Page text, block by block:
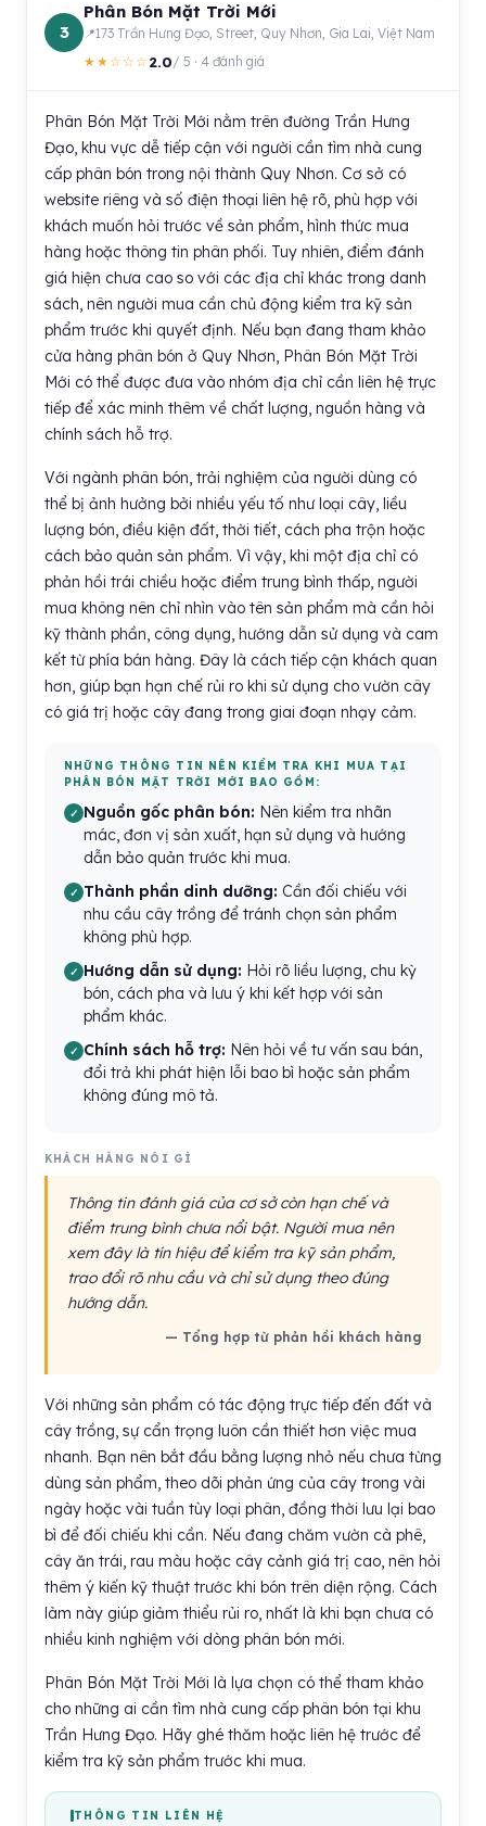
3
Phân Bón Mặt Trời Mới
173 Trần Hưng Đạo, Street, Quy Nhơn, Gia Lai, Việt Nam
★★☆☆☆ 2.0/ 5 · 4 đánh giá
Phân Bón Mặt Trời Mới nằm trên đường Trần Hưng
Đạo, khu vực dễ tiếp cận với người cần tìm nhà cung
cấp phân bón trong nội thành Quy Nhơn. Cơ sở có
website riêng và số điện thoại liên hệ rõ, phù hợp với
khách muốn hỏi trước về sản phẩm, hình thức mua
hàng hoặc thông tin phân phối. Tuy nhiên, điểm đánh
giá hiện chưa cao so với các địa chỉ khác trong danh
sách, nên người mua cần chủ động kiểm tra kỹ sản
phẩm trước khi quyết định. Nếu bạn đang tham khảo
cửa hàng phân bón ở Quy Nhơn, Phân Bón Mặt Trời
Mới có thể được đưa vào nhóm địa chỉ cần liên hệ trực
tiếp để xác minh thêm về chất lượng, nguồn hàng và
chính sách hỗ trợ.
Với ngành phân bón, trải nghiệm của người dùng có
thể bị ảnh hưởng bởi nhiều yếu tố như loại cây, liều
lượng bón, điều kiện đất, thời tiết, cách pha trộn hoặc
cách bảo quản sản phẩm. Vì vậy, khi một địa chỉ có
phản hồi trái chiều hoặc điểm trung bình thấp, người
mua không nên chỉ nhìn vào tên sản phẩm mà cần hỏi
kỹ thành phần, công dụng, hướng dẫn sử dụng và cam
kết từ phía bán hàng. Đây là cách tiếp cận khách quan
hơn, giúp bạn hạn chế rủi ro khi sử dụng cho vườn cây
có giá trị hoặc cây đang trong giai đoạn nhạy cảm.
NHỮNG THÔNG TIN NÊN KIỂM TRA KHI MUA TẠI
PHÂN BÓN MẶT TRỜI MỚI BAO GỒM:
Nguồn gốc phân bón: Nên kiểm tra nhãn
mác, đơn vị sản xuất, hạn sử dụng và hướng
dẫn bảo quản trước khi mua.
Thành phần dinh dưỡng: Cần đối chiếu với
nhu cầu cây trồng để tránh chọn sản phẩm
không phù hợp.
Hướng dẫn sử dụng: Hỏi rõ liều lượng, chu kỳ
bón, cách pha và lưu ý khi kết hợp với sản
phẩm khác.
Chính sách hỗ trợ: Nên hỏi về tư vấn sau bán,
đổi trả khi phát hiện lỗi bao bì hoặc sản phẩm
không đúng mô tả.
KHÁCH HÀNG NÓI GÌ
Thông tin đánh giá của cơ sở còn hạn chế và
điểm trung bình chưa nổi bật. Người mua nên
xem đây là tín hiệu để kiểm tra kỹ sản phẩm,
trao đổi rõ nhu cầu và chỉ sử dụng theo đúng
hướng dẫn.
— Tổng hợp từ phản hồi khách hàng
Với những sản phẩm có tác động trực tiếp đến đất và
cây trồng, sự cẩn trọng luôn cần thiết hơn việc mua
nhanh. Bạn nên bắt đầu bằng lượng nhỏ nếu chưa từng
dùng sản phẩm, theo dõi phản ứng của cây trong vài
ngày hoặc vài tuần tùy loại phân, đồng thời lưu lại bao
bì để đối chiếu khi cần. Nếu đang chăm vườn cà phê,
cây ăn trái, rau màu hoặc cây cảnh giá trị cao, nên hỏi
thêm ý kiến kỹ thuật trước khi bón trên diện rộng. Cách
làm này giúp giảm thiểu rủi ro, nhất là khi bạn chưa có
nhiều kinh nghiệm với dòng phân bón mới.
Phân Bón Mặt Trời Mới là lựa chọn có thể tham khảo
cho những ai cần tìm nhà cung cấp phân bón tại khu
Trần Hưng Đạo. Hãy ghé thăm hoặc liên hệ trước để
kiểm tra kỹ sản phẩm trước khi mua.
THÔNG TIN LIÊN HỆ